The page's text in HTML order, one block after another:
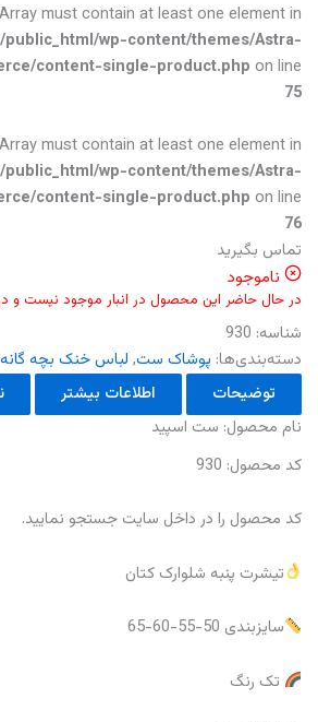
must contain at least one element in
wp-content/themes/Astra-
content-single-product.php on line
75
must contain at least one element in
wp-content/themes/Astra-
content-single-product.php on line
76
تماس بگیرید
ناموجود
در حال حاضر این محصول در انبار موجود نیست و
شناسه: 930
دسته‌بندی‌ها: پوشاک ست, لباس خنک بچه گانه
توضیحات
اطلاعات بیشتر
نام محصول: ست اسپید
کد محصول: 930
کد محصول را در داخل سایت جستجو‌ نمایید.
تیشرت پنبه شلوارک کتان
سایزبندی 50-55-60-65
تک رنگ